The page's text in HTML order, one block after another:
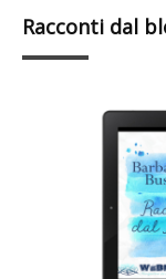
Racconti dal